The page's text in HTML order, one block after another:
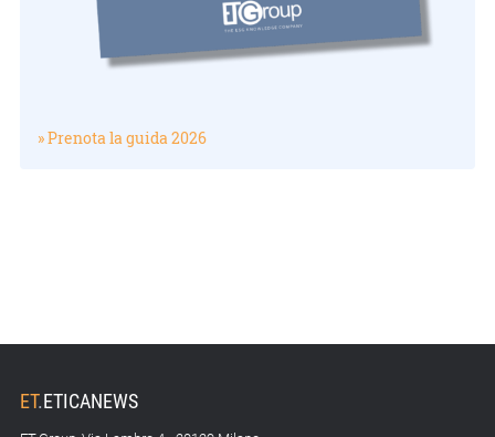
» Prenota la guida 2026
ET.ETICANEWS